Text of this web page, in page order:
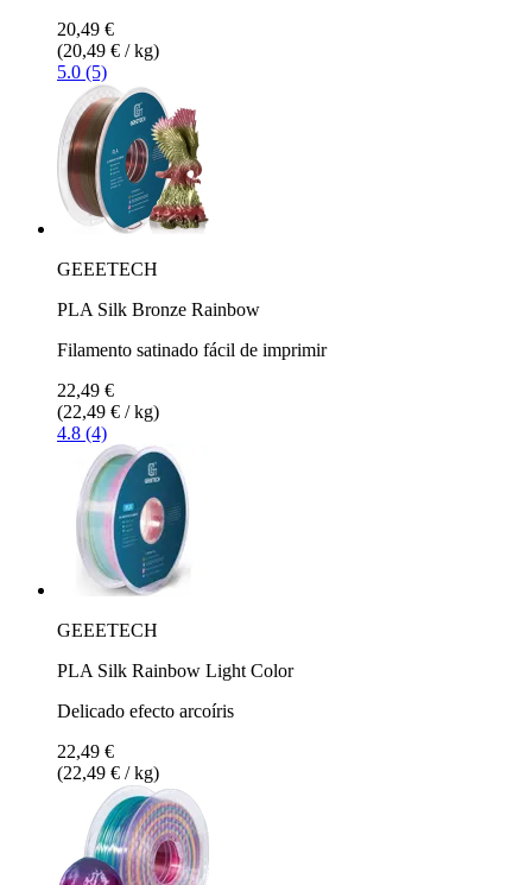
20,49 €
(20,49 € / kg)
5.0 (5)
GEEETECH
PLA Silk Bronze Rainbow
Filamento satinado fácil de imprimir
22,49 €
(22,49 € / kg)
4.8 (4)
GEEETECH
PLA Silk Rainbow Light Color
Delicado efecto arcoíris
22,49 €
(22,49 € / kg)